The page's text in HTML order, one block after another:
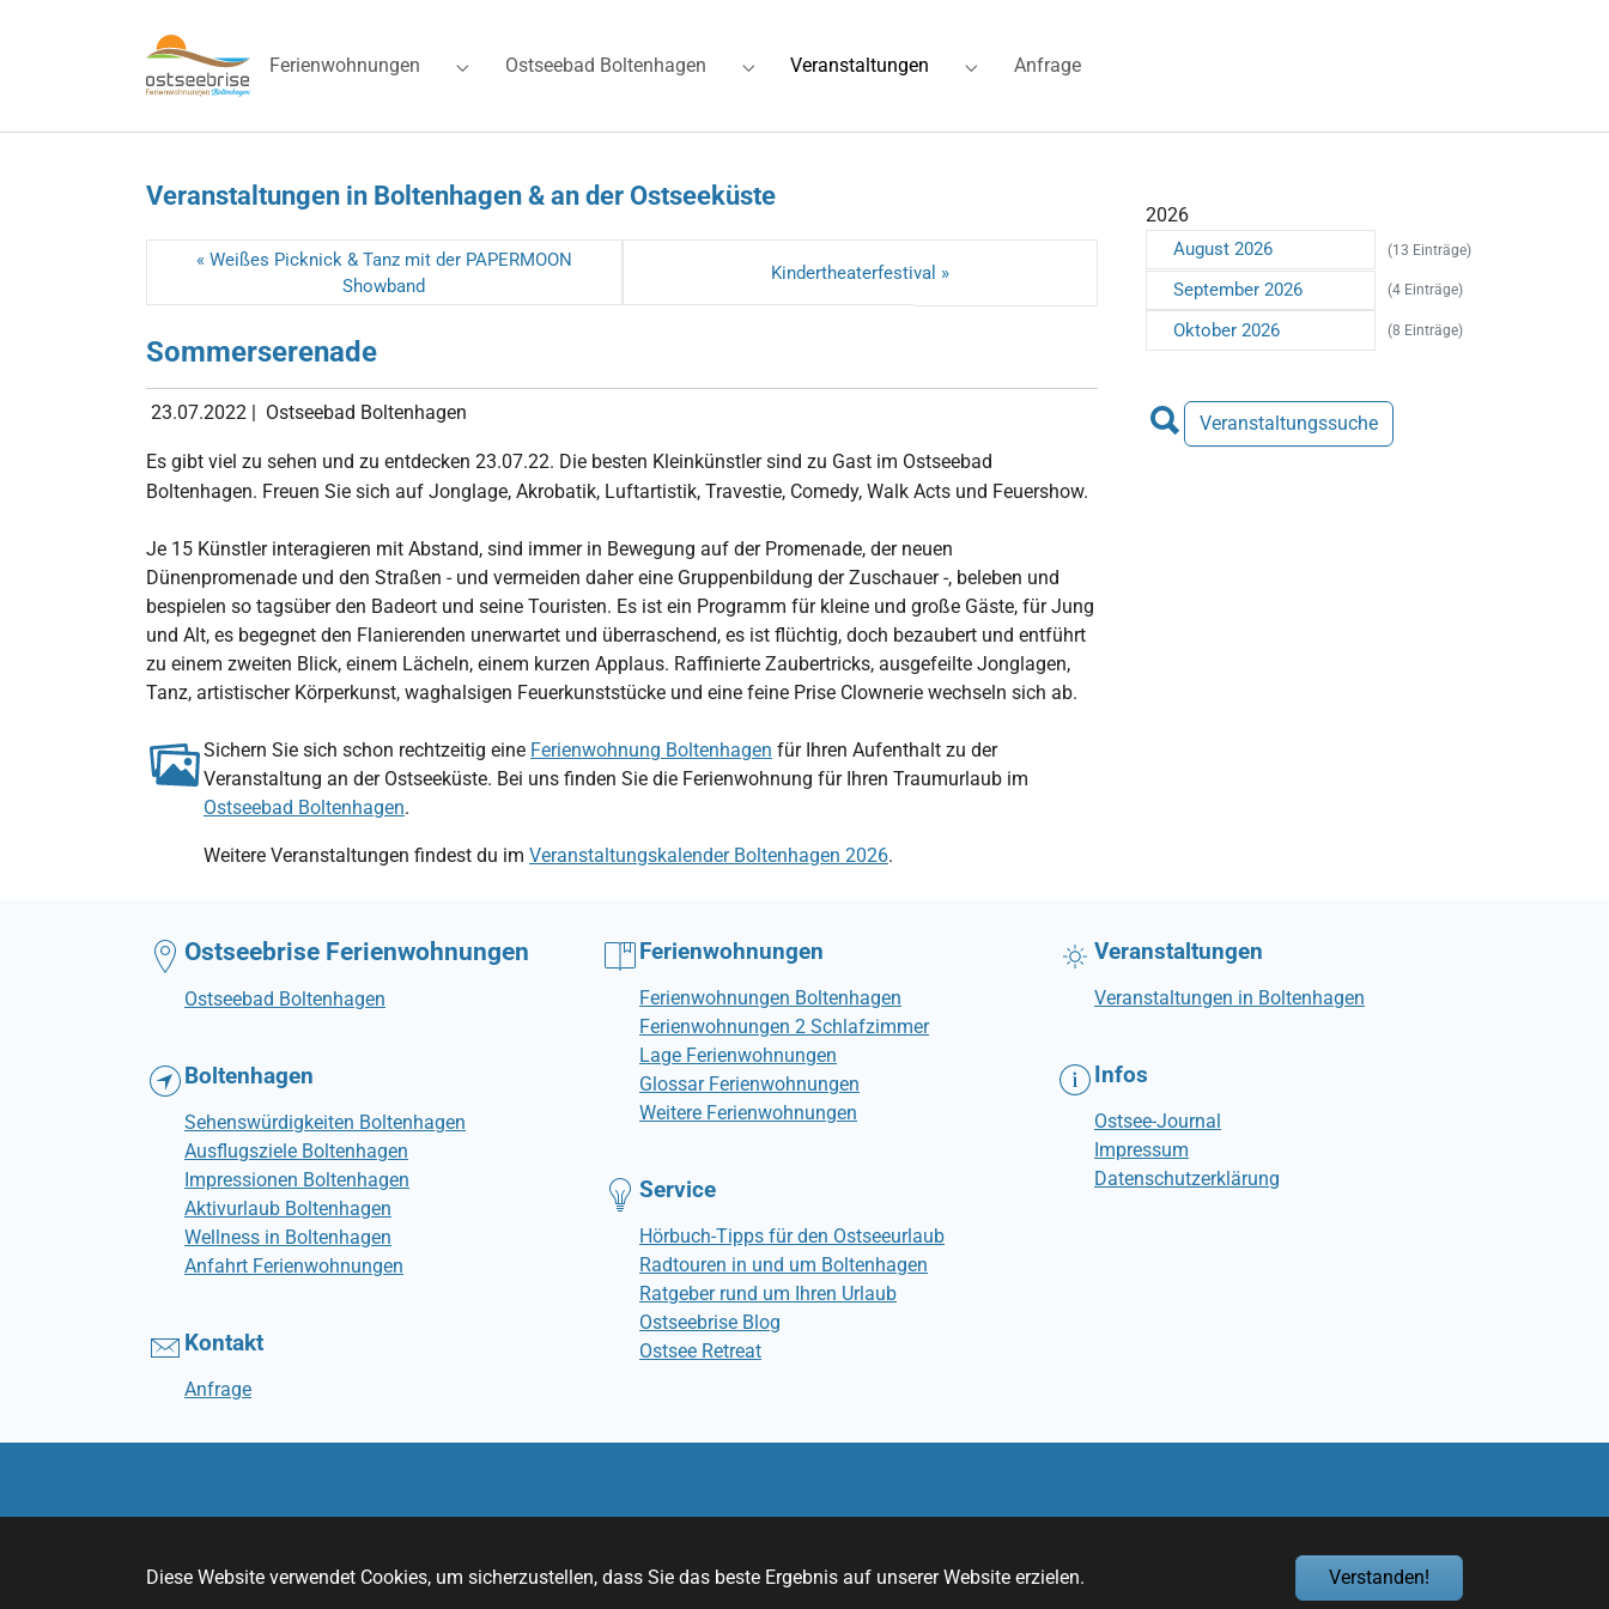
Diese Website verwendet Cookies, um sicherzustellen, dass Sie das beste Ergebnis auf unserer Website erzielen. Verstanden!
Ferienwohnungen
Submenu for "Ferienwohnungen"
Ostseebad Boltenhagen
Submenu for "Ostseebad Boltenhagen"
Veranstaltungen (current)
Submenu for "Veranstaltungen"
Anfrage
Veranstaltungen in Boltenhagen & an der Ostseeküste
« Weißes Picknick & Tanz mit der PAPERMOON
Showband
Kindertheaterfestival »
Sommerserenade
23.07.2022 | Ostseebad Boltenhagen
Es gibt viel zu sehen und zu entdecken 23.07.22. Die besten Kleinkünstler sind zu Gast im Ostseebad
Boltenhagen. Freuen Sie sich auf Jonglage, Akrobatik, Luftartistik, Travestie, Comedy, Walk Acts und Feuershow.
Je 15 Künstler interagieren mit Abstand, sind immer in Bewegung auf der Promenade, der neuen
Dünenpromenade und den Straßen - und vermeiden daher eine Gruppenbildung der Zuschauer -, beleben und
bespielen so tagsüber den Badeort und seine Touristen. Es ist ein Programm für kleine und große Gäste, für Jung
und Alt, es begegnet den Flanierenden unerwartet und überraschend, es ist flüchtig, doch bezaubert und entführt
zu einem zweiten Blick, einem Lächeln, einem kurzen Applaus. Raffinierte Zaubertricks, ausgefeilte Jonglagen,
Tanz, artistischer Körperkunst, waghalsigen Feuerkunststücke und eine feine Prise Clownerie wechseln sich ab.
Sichern Sie sich schon rechtzeitig eine Ferienwohnung Boltenhagen für Ihren Aufenthalt zu der
Veranstaltung an der Ostseeküste. Bei uns finden Sie die Ferienwohnung für Ihren Traumurlaub im
Ostseebad Boltenhagen.
Weitere Veranstaltungen findest du im Veranstaltungskalender Boltenhagen 2026.
2026
August 2026 (13 Einträge)
September 2026 (4 Einträge)
Oktober 2026 (8 Einträge)
Veranstaltungssuche
Ostseebrise Ferienwohnungen
Ostseebad Boltenhagen
Boltenhagen
Sehenswürdigkeiten Boltenhagen
Ausflugsziele Boltenhagen
Impressionen Boltenhagen
Aktivurlaub Boltenhagen
Wellness in Boltenhagen
Anfahrt Ferienwohnungen
Kontakt
Anfrage
Ferienwohnungen
Ferienwohnungen Boltenhagen
Ferienwohnungen 2 Schlafzimmer
Lage Ferienwohnungen
Glossar Ferienwohnungen
Weitere Ferienwohnungen
Service
Hörbuch-Tipps für den Ostseeurlaub
Radtouren in und um Boltenhagen
Ratgeber rund um Ihren Urlaub
Ostseebrise Blog
Ostsee Retreat
Veranstaltungen
Veranstaltungen in Boltenhagen
Infos
Ostsee-Journal
Impressum
Datenschutzerklärung